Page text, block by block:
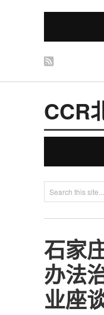
CCR
石家
办法
业座